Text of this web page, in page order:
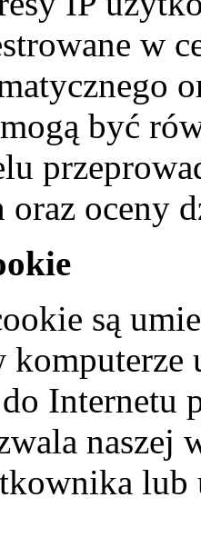
w
być
oceny
są
Internetu
naszej
lub